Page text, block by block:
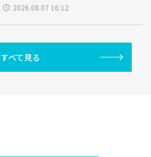
2026.08.07 16:12
すべて見る